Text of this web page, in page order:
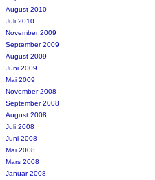
August 2010
Juli 2010
November 2009
September 2009
August 2009
Juni 2009
Mai 2009
November 2008
September 2008
August 2008
Juli 2008
Juni 2008
Mai 2008
Mars 2008
Januar 2008